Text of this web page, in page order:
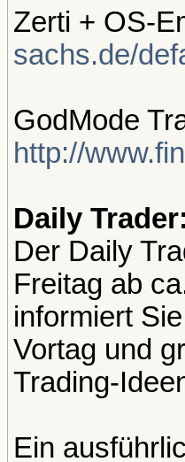
Zerti + OS-
sachs.de/
GodMode
http://
Daily Trader:
Der Daily
Freitag ab
informiert
Vortag und
Trading-
Ein